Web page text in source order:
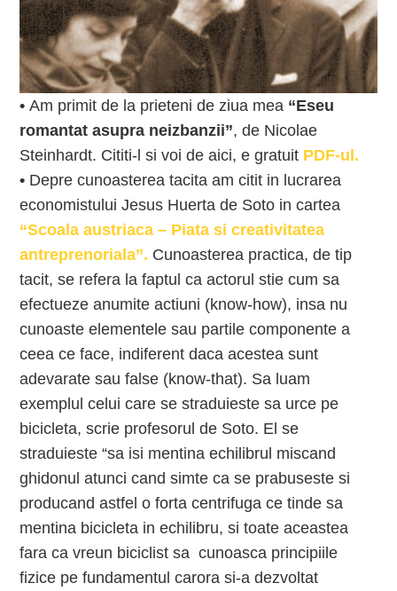
•Am primit de la prieteni de ziua mea “Eseu
romantat asupra neizbanzii”, de Nicolae
Steinhardt. Cititi-l si voi de aici, e gratuit PDF-ul.
• Depre cunoasterea tacita am citit in lucrarea
economistului Jesus Huerta de Soto in cartea
“Scoala austriaca – Piata si creativitatea
antreprenoriala”. Cunoasterea practica, de tip
tacit, se refera la faptul ca actorul stie cum sa
efectueze anumite actiuni (know-how), insa nu
cunoaste elementele sau partile componente a
ceea ce face, indiferent daca acestea sunt
adevarate sau false (know-that). Sa luam
exemplul celui care se straduieste sa urce pe
bicicleta, scrie profesorul de Soto. El se
straduieste “sa isi mentina echilibrul miscand
ghidonul atunci cand simte ca se prabuseste si
producand astfel o forta centrifuga ce tinde sa
mentina bicicleta in echilibru, si toate aceastea
fara ca vreun biciclist sa cunoasca principiile
fizice pe fundamentul carora si-a dezvoltat